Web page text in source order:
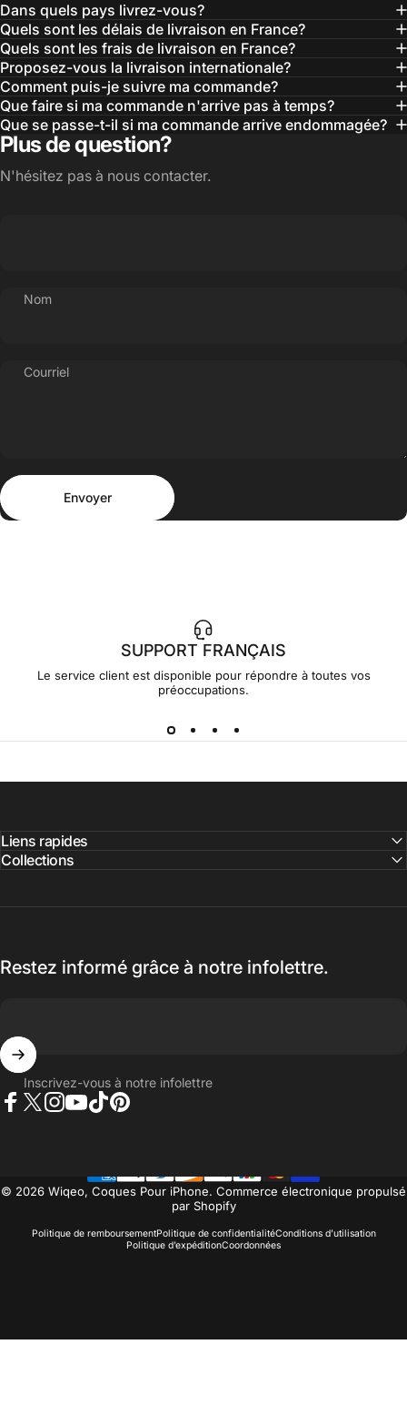
Dans quels pays livrez-vous?
Quels sont les délais de livraison en France?
Quels sont les frais de livraison en France?
Proposez-vous la livraison internationale?
Comment puis-je suivre ma commande?
Que faire si ma commande n'arrive pas à temps?
Que se passe-t-il si ma commande arrive endommagée?
Plus de question?
N'hésitez pas à nous contacter.
Nom
Courriel
Envoyer
Envoyer
SUPPORT FRANÇAIS
Le service client est disponible pour répondre à toutes vos
préoccupations.
Liens rapides
Collections
Restez informé grâce à notre infolettre.
Inscrivez-vous à notre infolettre
© 2026 Wiqeo, Coques Pour iPhone. Commerce électronique propulsé
par Shopify
Politique de remboursementPolitique de confidentialitéConditions d’utilisation
Politique d’expéditionCoordonnées